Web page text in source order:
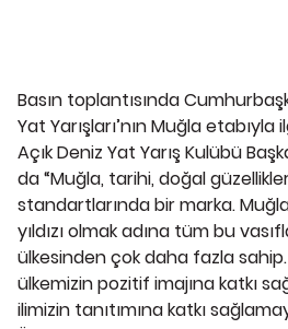
Basın toplantısında
Yat Yarışları’nın Muğla
Açık Deniz Yat Yarış Kulübü
da “Muğla, tarihi, doğal
standartlarında bir marka.
yıldızı olmak adına tüm bu
ülkesinden çok daha fazla
ülkemizin pozitif imajına katkı
ilimizin tanıtımına katkı